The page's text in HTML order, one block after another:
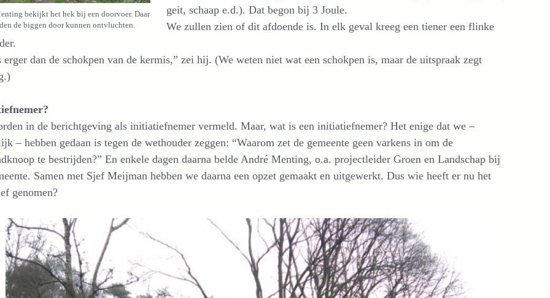
bekijkt het hek bij een doorvoer. Daar
de biggen door kunnen ontvluchten.
geit, schaap e.d.). Dat begon bij 3 Joule.
We zullen zien of dit afdoende is. In elk geval kreeg een tiener een flinke
dan de schokpen van de kermis,” zei hij. (We weten niet wat een schokpen is, maar de uitspraak zegt
in de berichtgeving als initiatiefnemer vermeld. Maar, wat is een initiatiefnemer? Het enige dat we –
– hebben gedaan is tegen de wethouder zeggen: “Waarom zet de gemeente geen varkens in om de
te bestrijden?” En enkele dagen daarna belde André Menting, o.a. projectleider Groen en Landschap bij
Samen met Sjef Meijman hebben we daarna een opzet gemaakt en uitgewerkt. Dus wie heeft er nu het
genomen?